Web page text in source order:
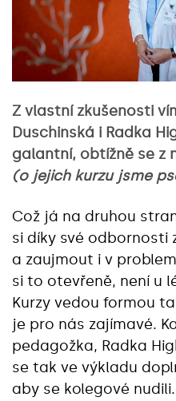
Z vlastní zkušenosti
Duschinská i Radka
galantní, obtížně se z
(o jejich kurzu jsme
Což já na druhou
si díky své odbornosti
a zaujmout i v
si to otevřeně, není u
Kurzy vedou formou
je pro nás zajímavé.
pedagožka, Radka
se tak ve výkladu
aby se kolegové